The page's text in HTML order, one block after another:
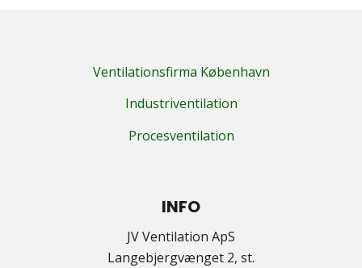
Ventilationsfirma København
Industriventilation
Procesventilation
INFO
JV Ventilation ApS
Langebjergvænget 2, st.